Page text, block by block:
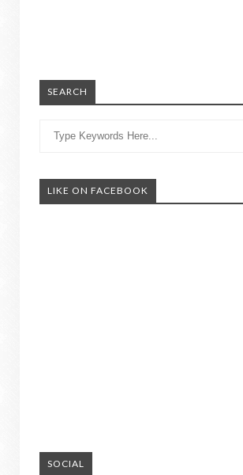
SEARCH
LIKE ON FACEBOOK
SOCIAL